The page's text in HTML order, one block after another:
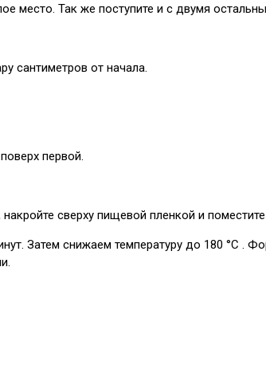
место. Так же поступите и с двумя
сантиметров от начала.
первой.
сверху пищевой пленкой и
Затем снижаем температуру до 180 °C .